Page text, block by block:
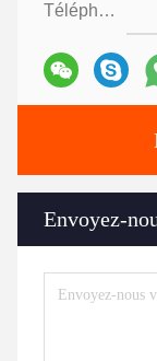
Téléphone ::
Envoyez-